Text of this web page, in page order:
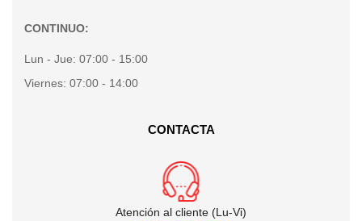
CONTINUO:
Lun - Jue: 07:00 - 15:00
Viernes: 07:00 - 14:00
CONTACTA
Atención al cliente (Lu-Vi)